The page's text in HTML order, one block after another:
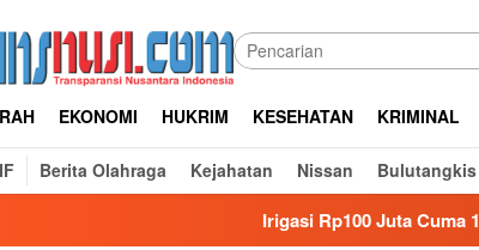
EKONOMI HUKRIM KESEHATAN KRIMINAL
Berita Olahraga Kejahatan Nissan Bulutangkis
Irigasi Rp100 Juta Cuma 100 Meter di